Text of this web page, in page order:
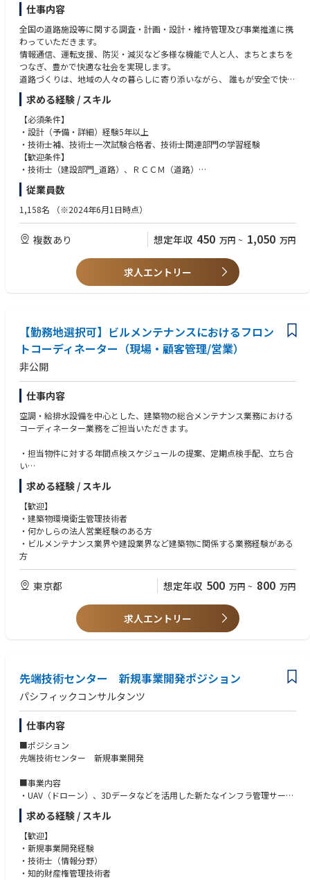
仕事内容
全国の道路施設等に関する調査・計画・設計・維持管理及び事業推進に携
わっていただきます。
情報通信、運転支援、防災・減災など多様な機能で人と人、まちとまちを
つなぎ、豊かで快適な社会を実現します。
道路づくりは、地域の人々の暮らしに寄り添いながら、 誰もが安全で快適
に利用できる交通環境の実現を目指しています。
求める経験 / スキル
【必須条件】
・設計（予備・詳細）経験5年以上
・技術士補、技術士一次試験合格者、技術士関連部門の学習経験
【歓迎条件】
・技術士（建設部門_道路）、ＲＣＣＭ（道路）
・募集地域へのIターン、Uターンをお考えの方
従業員数
1,158名 （※2024年6⽉1⽇時点）
複数あり 想定年収 450 万円 ~ 1,050 万円
求人エントリー
【勤務地選択可】ビルメンテナンスにおけるフロン
トコーディネーター（現場・顧客管理/営業）
非公開
仕事内容
空調・給排水設備を中心とした、建築物の総合メンテナンス業務における
コーディネーター業務をご担当いただきます。
・担当物件に対する年間点検スケジュールの提案、定期点検手配、立ち合
い
・トータルコストミニマムを踏まえた改修工事等の提案営業
（現場管理、積算、立ち合い、営業など）
保守管理物件としては、東京国際フォーラム、豊洲市場、自治体庁舎など
の官庁物件、ららぽーとやセブンアンドアイフォールディングス様店舗な
どの商業施設、大学、病院、ホテルなどです。
本ポジションの方（総合職社員）は、担当物件のフロント営業として、年
間点検スケジュールの提案、定期点検手配、立ち合い、改修提案、現場常
駐社員の管理を担当いただきます。
求める経験 / スキル
【歓迎】
・建築物環境衛生管理技術者
・何かしらの法人営業経験のある方
・ビルメンテナンス業界や建設業界など建築物に関係する業務経験がある
方
東京都 想定年収 500 万円 ~ 800 万円
求人エントリー
先端技術センター 新規事業開発ポジション
パシフィックコンサルタンツ
仕事内容
■ポジション
先端技術センター 新規事業開発
■事業内容
・UAV（ドローン）、3Dデータなどを活用した新たなインフラ管理サービ
スを開発
・点群データを3Dモデル化し鉄筋出来形を計測、また下水道管路調査デー
タからVRを構築して維持管理に活用するなど、不可視部のモデル化と維持
管理の効率化
・車載カメラや高密度レーザで取得した点群データから、トンネルの変状
を客観的に判定する技術開発
求める経験 / スキル
【歓迎】
・新規事業開発経験
・技術士（情報分野）
・知的財産権管理技術者